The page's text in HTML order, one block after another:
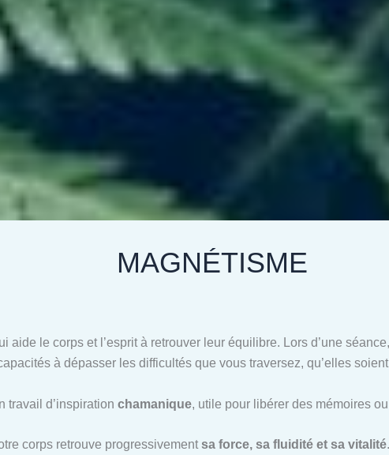
MAGNÉTISME
aide le corps et l’esprit à retrouver leur équilibre. Lors d’une
à dépasser les difficultés que vous traversez, qu’elles soient
travail d’inspiration chamanique, utile pour libérer des mémoires
corps retrouve progressivement sa force, sa fluidité et sa vitalité